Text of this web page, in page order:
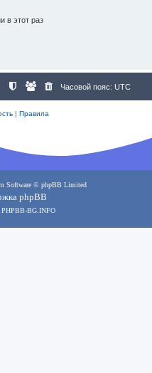
в этот раз
Часовой пояс: UTC
| Правила
Software © phpBB Limited
phpBB
PHPBB-BG.INFO